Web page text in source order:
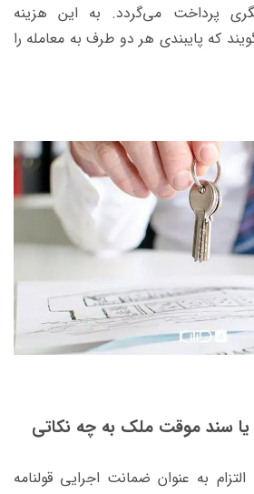
پرداخت می‌گردد. به این هزینه
که پایبندی هر دو طرف به معامله را
یا سند موقت ملک به چه نکاتی
به عنوان ضمانت اجرایی قولنامه